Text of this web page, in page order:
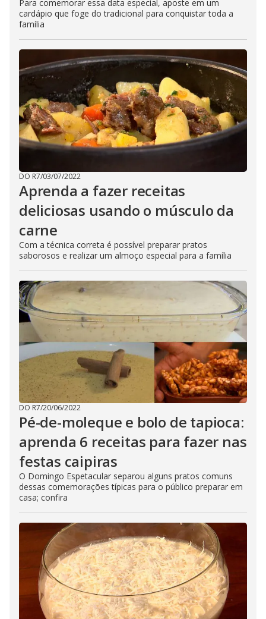
Para comemorar essa data especial, aposte em um
cardápio que foge do tradicional para conquistar toda a
família
DO R7/03/07/2022
Aprenda a fazer receitas
deliciosas usando o músculo da
carne
Com a técnica correta é possível preparar pratos
saborosos e realizar um almoço especial para a família
DO R7/20/06/2022
Pé-de-moleque e bolo de tapioca:
aprenda 6 receitas para fazer nas
festas caipiras
O Domingo Espetacular separou alguns pratos comuns
dessas comemorações típicas para o público preparar em
casa; confira